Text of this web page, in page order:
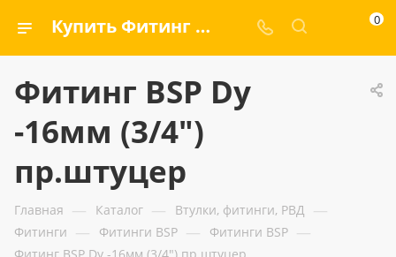
Купить Фитинг BSP Dу -16мм (3/4") пр.штуцер — ООО «ГИДРАМАКС» 0
Фитинг BSP Dу
-16мм (3/4")
пр.штуцер
Главная — Каталог — Втулки, фитинги, РВД —
Фитинги — Фитинги BSP — Фитинги BSP —